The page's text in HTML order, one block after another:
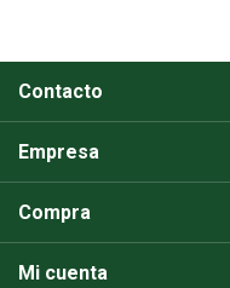
Contacto
Empresa
Compra
Mi cuenta